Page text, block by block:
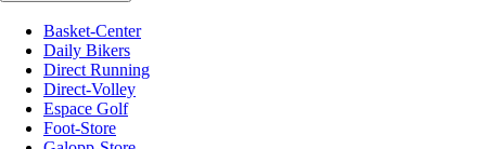
Basket-Center
Daily Bikers
Direct Running
Direct-Volley
Espace Golf
Foot-Store